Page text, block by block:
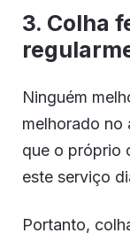
3. Colha
Ninguém
melhorado no
que o próprio
este serviço
Portanto,